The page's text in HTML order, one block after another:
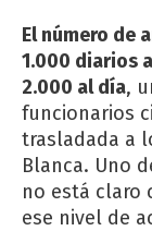
El número de
1.000 diarios
2.000 al día,
funcionarios
trasladada a
Blanca. Uno
no está claro
ese nivel de